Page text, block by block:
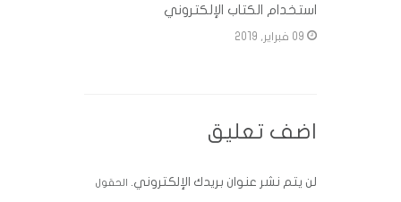
استخدام الكتاب الإلكتروني
اضف تعليق
لن يتم نشر عنوان بريدك الإلكتروني. الحقول